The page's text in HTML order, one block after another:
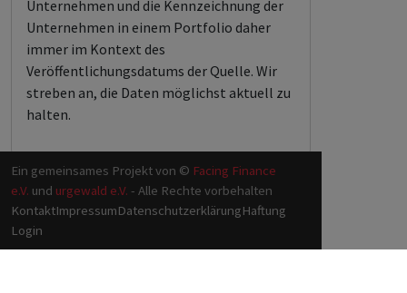
Unternehmen und die Kennzeichnung der
Unternehmen in einem Portfolio daher
immer im Kontext des
Veröffentlichungsdatums der Quelle. Wir
streben an, die Daten möglichst aktuell zu
halten.
Ein gemeinsames Projekt von © Facing Finance
e.V. und urgewald e.V. - Alle Rechte vorbehalten
KontaktImpressumDatenschutzerklärungHaftung
Login